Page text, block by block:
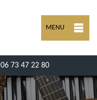
MENU
06 73 47 22 80